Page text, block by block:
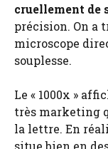
cruellement de
précision. On a
microscope
souplesse.
Le « 1000x »
très marketing
la lettre. En
situe bien en